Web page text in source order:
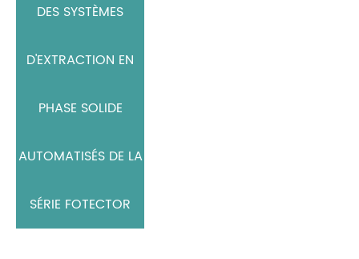
DES SYSTÈMES
D'EXTRACTION EN
PHASE SOLIDE
AUTOMATISÉS DE LA
SÉRIE FOTECTOR